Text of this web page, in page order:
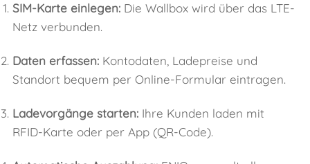
SIM-Karte einlegen:Die Wallbox wird über das LTE-
Netz verbunden.
Daten erfassen:Kontodaten, Ladepreise und
Standort bequem per Online-Formular eintragen.
Ladevorgänge starten:Ihre Kunden laden mit
RFID-Karte oder per App (QR-Code).